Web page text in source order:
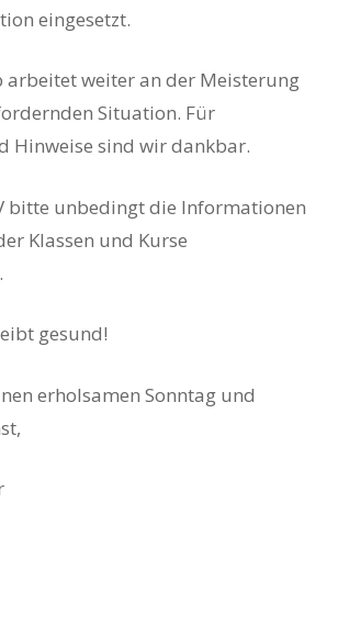
eingesetzt.
arbeitet weiter an der Meisterung
Situation. Für
Hinweise sind wir dankbar.
bitte unbedingt die Informationen
Klassen und Kurse
gesund!
erholsamen Sonntag und